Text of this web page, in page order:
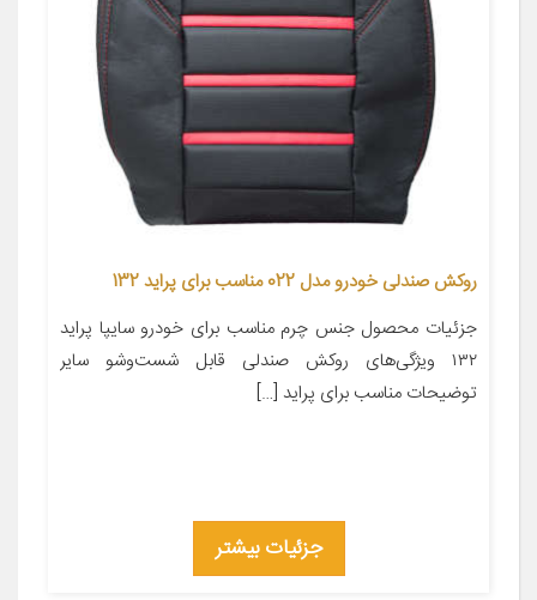
روکش صندلی خودرو مدل 022 مناسب برای پراید 132
جزئیات محصول جنس چرم مناسب برای خودرو سایپا پراید
۱۳۲ ویژگی‌های روکش صندلی قابل شست‌وشو سایر
توضیحات مناسب برای پراید […]
جزئیات بیشتر